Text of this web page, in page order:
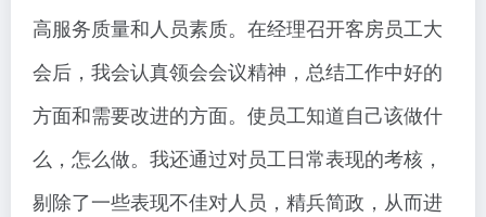
高服务质量和人员素质。在经理召开客房员工大
会后，我会认真领会会议精神，总结工作中好的
方面和需要改进的方面。使员工知道自己该做什
么，怎么做。我还通过对员工日常表现的考核，
剔除了一些表现不佳对人员，精兵简政，从而进